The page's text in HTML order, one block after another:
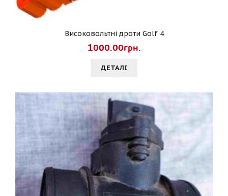
Високовольтні дроти Golf 4
1000.00грн.
ДЕТАЛI